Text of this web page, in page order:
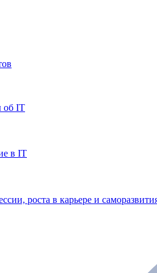
об IT
в IT
роста в карьере и